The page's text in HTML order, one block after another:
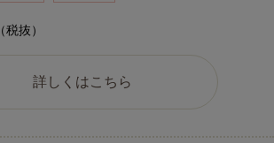
（税抜）
詳しくはこちら